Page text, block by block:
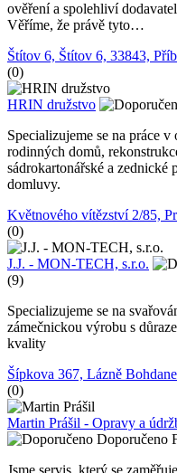
ověření a spolehliví
Věříme, že právě tyto…
Štítov 6, Štítov 6, 33843,
(0)
HRIN družstvo
Specializujeme se na práce
rodinných domů,
sádrokartonářské a zednické
domluvy.
Květnového vítězství 2/85,
(0)
J.J. - MON-TECH, s.r.o.
(9)
Specializujeme se na
zámečnickou výrobu s
kvality
Šípkova 367, Lázně
(0)
Martin Prášil - Opravy a
Doporučeno
Jsme servis, který se